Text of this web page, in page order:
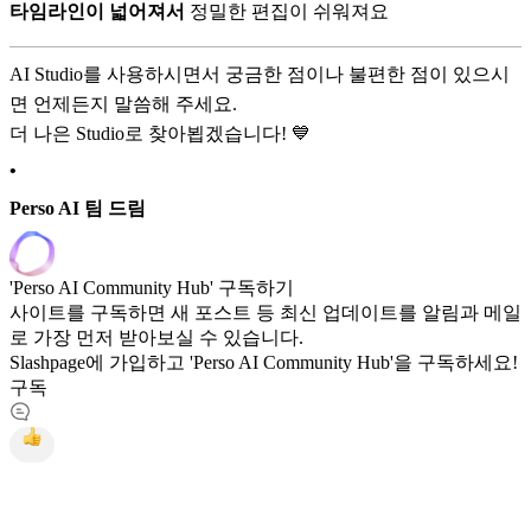
타임라인이 넓어져서 정밀한 편집이 쉬워져요
AI Studio를 사용하시면서 궁금한 점이나 불편한 점이 있으시
면 언제든지 말씀해 주세요.
더 나은 Studio로 찾아뵙겠습니다! 💙
•
Perso AI 팀 드림
'Perso AI Community Hub' 구독하기
사이트를 구독하면 새 포스트 등 최신 업데이트를 알림과 메일
로 가장 먼저 받아보실 수 있습니다.
Slashpage에 가입하고 'Perso AI Community Hub'을 구독하세요!
구독